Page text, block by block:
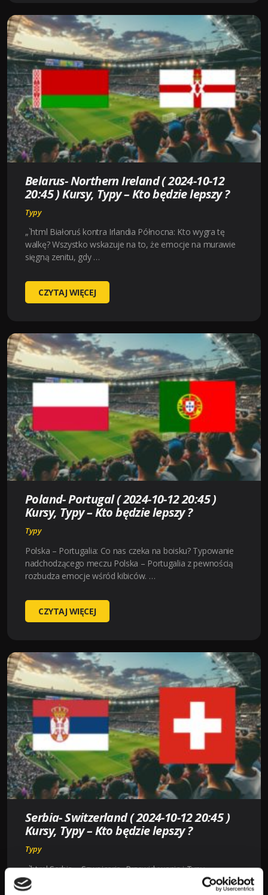
2024-
10-
20:45
)
KURSY,
TYPY
–
KTO
BĘDZIE
LEPSZY
Belarus- Northern Ireland ( 2024-10-12
20:45 ) Kursy, Typy – Kto będzie lepszy ?
Typy
„`html Białoruś kontra Irlandia Północna: Kto wygra tę
walkę? Wszystko wskazuje na to, że emocje na murawie
sięgną zenitu, gdy …
BELARUS-
NORTHERN
(
2024-
12
TYPY
–
KTO
BĘDZIE
?
CZYTAJ WIĘCEJ
Poland- Portugal ( 2024-10-12 20:45 )
Kursy, Typy – Kto będzie lepszy ?
Typy
Polska – Portugalia: Co nas czeka na boisku? Typowanie
nadchodzącego meczu Polska – Portugalia z pewnością
rozbudza emocje wśród kibiców. …
POLAND-
PORTUGAL
2024-
10-
20:45
KURSY,
TYPY
–
KTO
BĘDZIE
LEPSZY
CZYTAJ WIĘCEJ
Serbia- Switzerland ( 2024-10-12 20:45 )
Kursy, Typy – Kto będzie lepszy ?
Typy
„`html Serbia – Szwajcaria, Przewidywania i Typy
Zapowiada się emocjonujące starcie pomiędzy Serbią a